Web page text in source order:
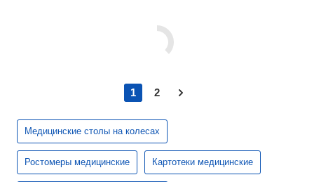
1 2
Медицинские столы на колесах
Ростомеры медицинские Картотеки медицинские